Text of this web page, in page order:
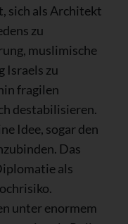
sich als Architekt
zu
muslimische
Israels zu
fragilen
destabilisieren.
Idee, sogar den
Das
als
unter enormem